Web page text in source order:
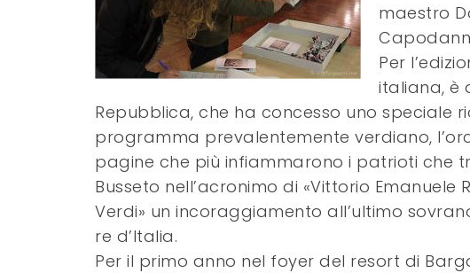
maestro
Per
italiana, è
Repubblica, che ha concesso uno speciale
programma prevalentemente verdiano,
pagine che più infiammarono i patrioti che
Busseto nell’acronimo di «Vittorio
Verdi» un incoraggiamento all’ultimo
re d’Italia.
Per il primo anno nel foyer del resort di